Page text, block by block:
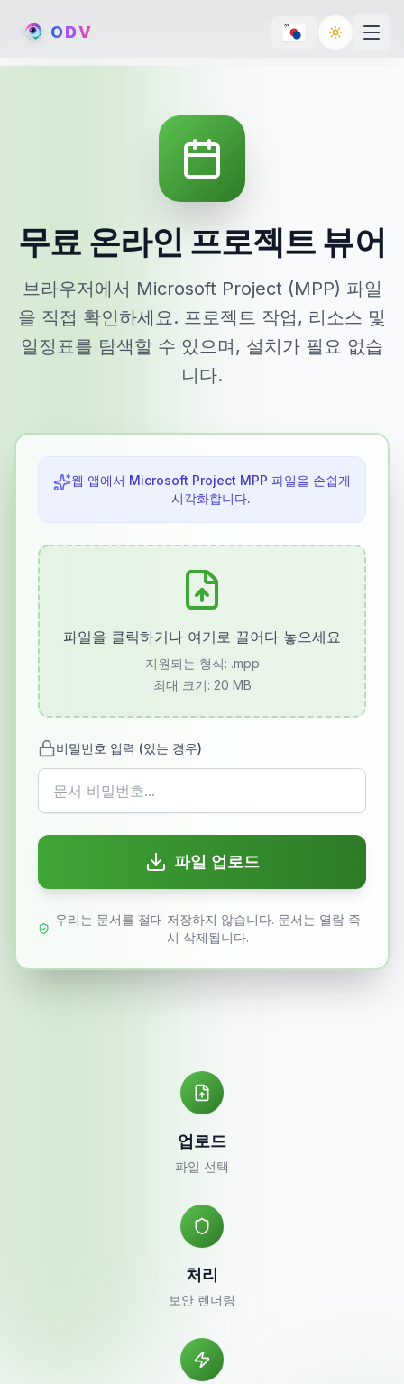
ODV Toggle
무료 온라인 프로젝트 뷰어
브라우저에서 Microsoft Project (MPP) 파일
을 직접 확인하세요. 프로젝트 작업, 리소스 및
일정표를 탐색할 수 있으며, 설치가 필요 없습
니다.
웹 앱에서 Microsoft Project MPP 파일을 손쉽게
시각화합니다.
파일을 클릭하거나 여기로 끌어다 놓으세요
지원되는 형식: .mpp
최대 크기: 20 MB
비밀번호 입력 (있는 경우)
파일 업로드
우리는 문서를 절대 저장하지 않습니다. 문서는 열람 즉
시 삭제됩니다.
업로드
파일 선택
처리
보안 렌더링